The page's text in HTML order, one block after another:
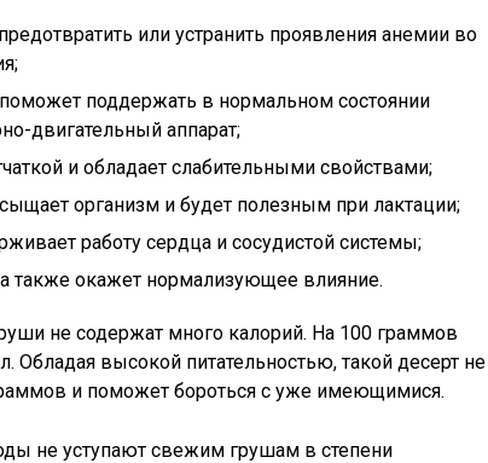
или устранить проявления анемии во
поддержать в нормальном состоянии
двигательный аппарат;
и обладает слабительными свойствами;
организм и будет полезным при лактации;
работу сердца и сосудистой системы;
также окажет нормализующее влияние.
не содержат много калорий. На 100 граммов
Обладая высокой питательностью, такой десерт не
и поможет бороться с уже имеющимися.
не уступают свежим грушам в степени